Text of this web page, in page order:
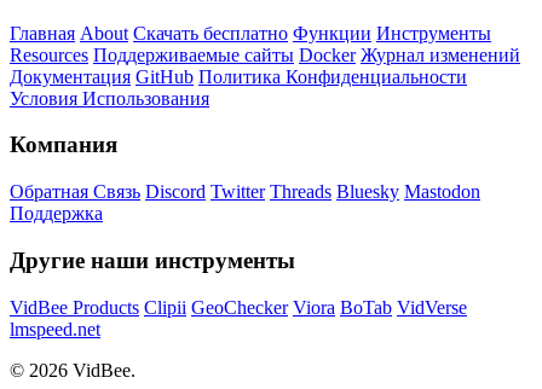
Главная About Скачать бесплатно Функции Инструменты
Resources Поддерживаемые сайты Docker Журнал изменений
Документация GitHub Политика Конфиденциальности
Условия Использования
Компания
Обратная Связь Discord Twitter Threads Bluesky Mastodon
Поддержка
Другие наши инструменты
VidBee Products Clipii GeoChecker Viora BoTab VidVerse
lmspeed.net
© 2026 VidBee.